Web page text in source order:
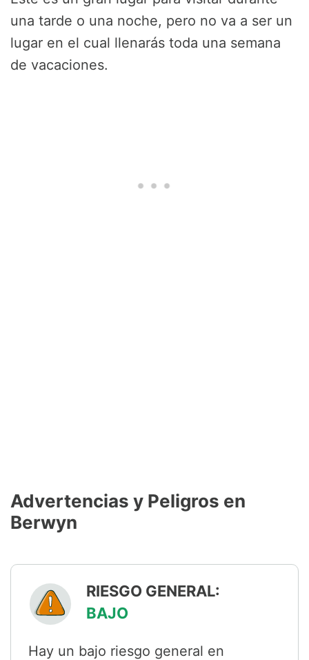
una tarde o una noche, pero no va a ser un
lugar en el cual llenarás toda una semana
de vacaciones.
Advertencias y Peligros en
Berwyn
RIESGO GENERAL:
BAJO
Hay un bajo riesgo general en